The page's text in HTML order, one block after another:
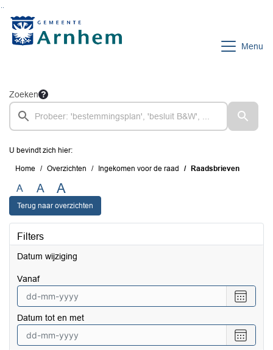
Menu
Zoeken
U bevindt zich hier:
Home Overzichten Ingekomen voor de raad Raadsbrieven
A A A
Terug naar overzichten
Filters
Datum wijziging
vanaf
een
vanaf
Datum tot en met
een